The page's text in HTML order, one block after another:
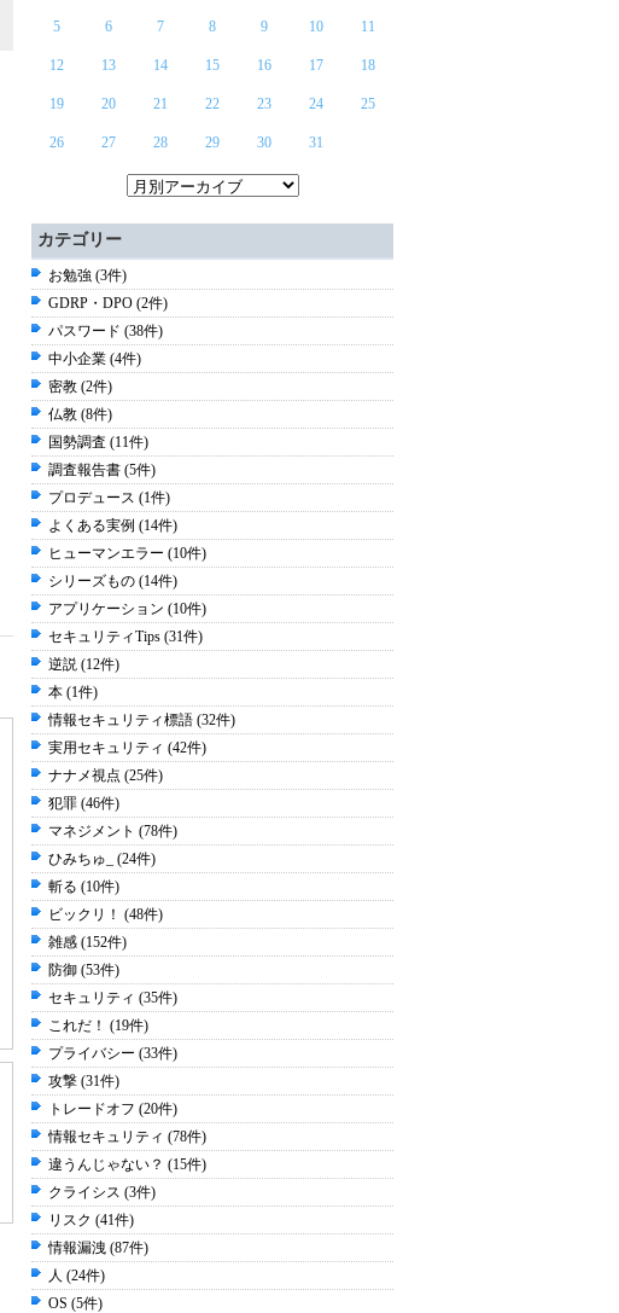
5 6 7 8 9 10 11
12 13 14 15 16 17 18
19 20 21 22 23 24 25
26 27 28 29 30 31
カテゴリー
お勉強 (3件)
GDRP・DPO (2件)
パスワード (38件)
中小企業 (4件)
密教 (2件)
仏教 (8件)
国勢調査 (11件)
調査報告書 (5件)
プロデュース (1件)
よくある実例 (14件)
ヒューマンエラー (10件)
シリーズもの (14件)
アプリケーション (10件)
セキュリティTips (31件)
逆説 (12件)
本 (1件)
情報セキュリティ標語 (32件)
実用セキュリティ (42件)
ナナメ視点 (25件)
犯罪 (46件)
マネジメント (78件)
ひみちゅ_ (24件)
斬る (10件)
ビックリ！ (48件)
雑感 (152件)
防御 (53件)
セキュリティ (35件)
これだ！ (19件)
プライバシー (33件)
攻撃 (31件)
トレードオフ (20件)
情報セキュリティ (78件)
違うんじゃない？ (15件)
クライシス (3件)
リスク (41件)
情報漏洩 (87件)
人 (24件)
OS (5件)